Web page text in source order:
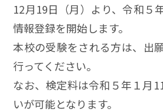
12月19日（月）より、令和５
情報登録を開始します。
本校の受験をされる方は、出
行ってください。
なお、検定料は令和５年１月
いが可能となります。